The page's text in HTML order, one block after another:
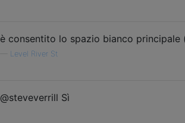
è consentito lo spazio bianco
Level River St
@steveverrill Sì